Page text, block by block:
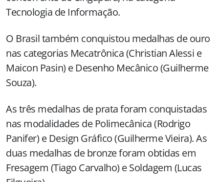
Tecnologia de Informação.
O Brasil também conquistou medalhas de ouro
nas categorias Mecatrônica (Christian Alessi e
Maicon Pasin) e Desenho Mecânico (Guilherme
Souza).
As três medalhas de prata foram conquistadas
nas modalidades de Polimecânica (Rodrigo
Panifer) e Design Gráfico (Guilherme Vieira). As
duas medalhas de bronze foram obtidas em
Fresagem (Tiago Carvalho) e Soldagem (Lucas